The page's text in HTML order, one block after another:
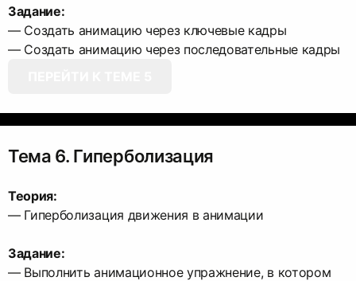
Задание:
— Создать анимацию через ключевые кадры
Тема 6. Гиперболизация
Теория:
— Гиперболизация движения в анимации
Задание:
— Выполнить анимационное упражнение, в котором